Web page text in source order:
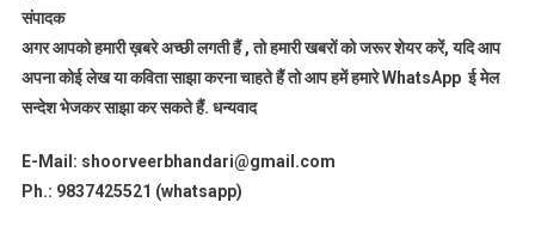
संपादक
अगर आपको हमारी ख़बरे अच्छी लगती हैं , तो हमारी खबरों को जरूर शेयर करें, यदि आप
अपना कोई लेख या कविता साझा करना चाहते हैं तो आप हमें हमारे WhatsApp ई मेल
सन्देश भेजकर साझा कर सकते हैं. धन्यवाद
E-Mail: shoorveerbhandari@gmail.com
Ph.: 9837425521 (whatsapp)